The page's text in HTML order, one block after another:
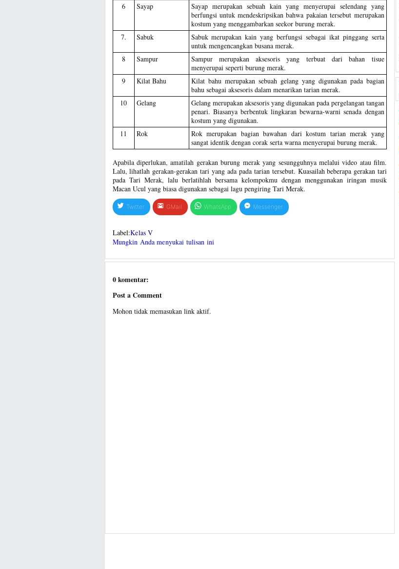
6
Sayap
Sayap merupakan sebuah kain yang menyerupai selendang yang
berfungsi untuk mendeskripsikan bahwa pakaian tersebut merupakan
kostum yang menggambarkan seekor burung merak.
7.
Sabuk
Sabuk merupakan kain yang berfungsi sebagai ikat pinggang serta
untuk mengencangkan busana merak.
8
Sampur
Sampur merupakan aksesoris yang terbuat dari bahan tisue
menyerupai seperti burung merak.
9
Kilat Bahu
Kilat bahu merupakan sebuah gelang yang digunakan pada bagian
bahu sebagai aksesoris dalam menarikan tarian merak.
10
Gelang
Gelang merupakan aksesoris yang digunakan pada pergelangan tangan
penari. Biasanya berbentuk lingkaran bewarna-warni senada dengan
kostum yang digunakan.
11
Rok
Rok merupakan bagian bawahan dari kostum tarian merak yang
sangat identik dengan corak serta warna menyerupai burung merak.
Apabila diperlukan, amatilah gerakan burung merak yang sesungguhnya melalui video atau film.
Lalu, lihatlah gerakan-gerakan tari yang ada pada tarian tersebut. Kuasailah beberapa gerakan tari
pada Tari Merak, lalu berlatihlah bersama kelompokmu dengan menggunakan iringan musik
Macan Ucul yang biasa digunakan sebagai lagu pengiring Tari Merak.
Twitter GMail WhatsApp Messenger
Label:Kelas V
Mungkin Anda menyukai tulisan ini
0 komentar:
Post a Comment
Mohon tidak memasukan link aktif.